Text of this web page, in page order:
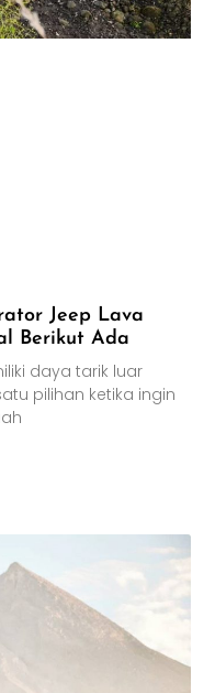
Jeep Lava
Berikut Ada
daya tarik luar
pilihan ketika ingin